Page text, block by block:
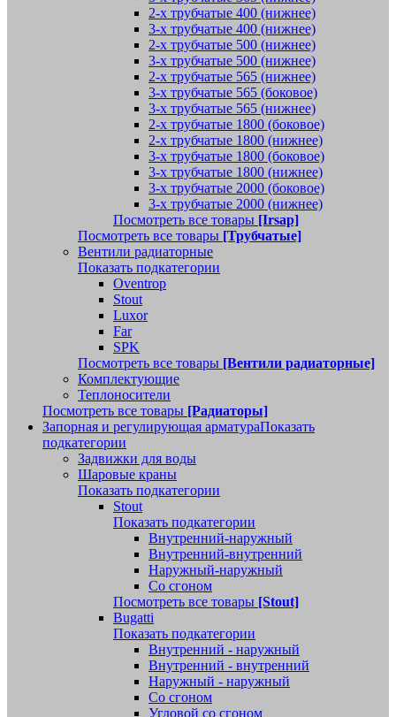
2-х трубчатые 400 (нижнее)
3-х трубчатые 400 (нижнее)
2-х трубчатые 500 (нижнее)
3-х трубчатые 500 (нижнее)
2-х трубчатые 565 (нижнее)
3-х трубчатые 565 (боковое)
3-х трубчатые 565 (нижнее)
2-х трубчатые 1800 (боковое)
2-х трубчатые 1800 (нижнее)
3-х трубчатые 1800 (боковое)
3-х трубчатые 1800 (нижнее)
3-х трубчатые 2000 (боковое)
3-х трубчатые 2000 (нижнее)
Посмотреть все товары [Irsap]
Посмотреть все товары [Трубчатые]
Вентили радиаторные
Показать подкатегории
Oventrop
Stout
Luxor
Far
SPK
Посмотреть все товары [Вентили радиаторные]
Комплектующие
Теплоносители
Посмотреть все товары [Радиаторы]
Запорная и регулирующая арматураПоказать
подкатегории
Задвижки для воды
Шаровые краны
Показать подкатегории
Stout
Показать подкатегории
Внутренний-наружный
Внутренний-внутренний
Наружный-наружный
Со сгоном
Посмотреть все товары [Stout]
Bugatti
Показать подкатегории
Внутренний - наружный
Внутренний - внутренний
Наружный - наружный
Со сгоном
Угловой со сгоном